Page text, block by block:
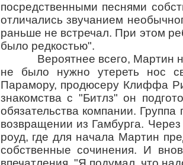
посредственными песнями
отличались звучанием
раньше не встречал. При этом
было редкостью".
Вероятнее всего, Мартин не
не было нужно утереть нос
Парамору, продюсеру Клиффа
знакомства с "Битлз" он
обязательства компании.
возвращении из Гамбурга.
роуд, где для начала Мартин
собственные сочинения. И